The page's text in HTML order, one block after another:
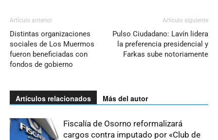
Artículo anterior
Distintas organizaciones
sociales de Los Muermos
fueron beneficiadas con
fondos de gobierno
Artículo siguiente
Pulso Ciudadano: Lavín lidera
la preferencia presidencial y
Farkas sube notoriamente
Artículos relacionados Más del autor
Fiscalía de Osorno reformalizará
cargos contra imputado por «Club de